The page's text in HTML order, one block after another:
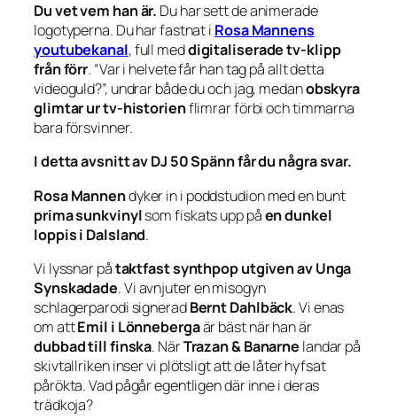
Du vet vem han är. Du har sett de animerade
logotyperna. Du har fastnat i Rosa Mannens
youtubekanal, full meddigitaliserade tv-klipp
från förr. “Var i helvete får han tag på allt detta
videoguld?”, undrar både du och jag, medanobskyra
glimtar ur tv-historienflimrar förbi och timmarna
bara försvinner.
I detta avsnitt av DJ 50 Spänn får du några svar.
Rosa Mannendyker in i poddstudion med en bunt
prima sunkvinylsom fiskats upp påen dunkel
loppis i Dalsland.
Vi lyssnar påtaktfast synthpop utgiven av Unga
Synskadade. Vi avnjuter en misogyn
schlagerparodi signeradBernt Dahlbäck. Vi enas
om attEmil i Lönnebergaär bäst när han är
dubbad till finska. NärTrazan & Banarne landar på
skivtallriken inser vi plötsligt att de låter hyfsat
pårökta. Vad pågår egentligen där inne i deras
trädkoja?